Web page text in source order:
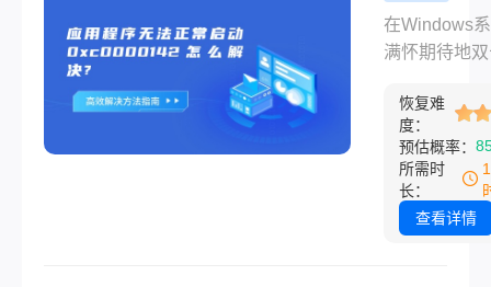
决某些深层
统问题，但
是首选方案
电脑缺少dll
么解决格式
修复吗？本
您梳理修复
件缺失的常
法，并分析
无法正常启
所有高效解
法的终极指
在Windows
满怀期待地
却迎头撞上“
序无法正常
误提示框，
一种令人沮
恢复难
度：
预估概率：
所需时
长：
查看详情